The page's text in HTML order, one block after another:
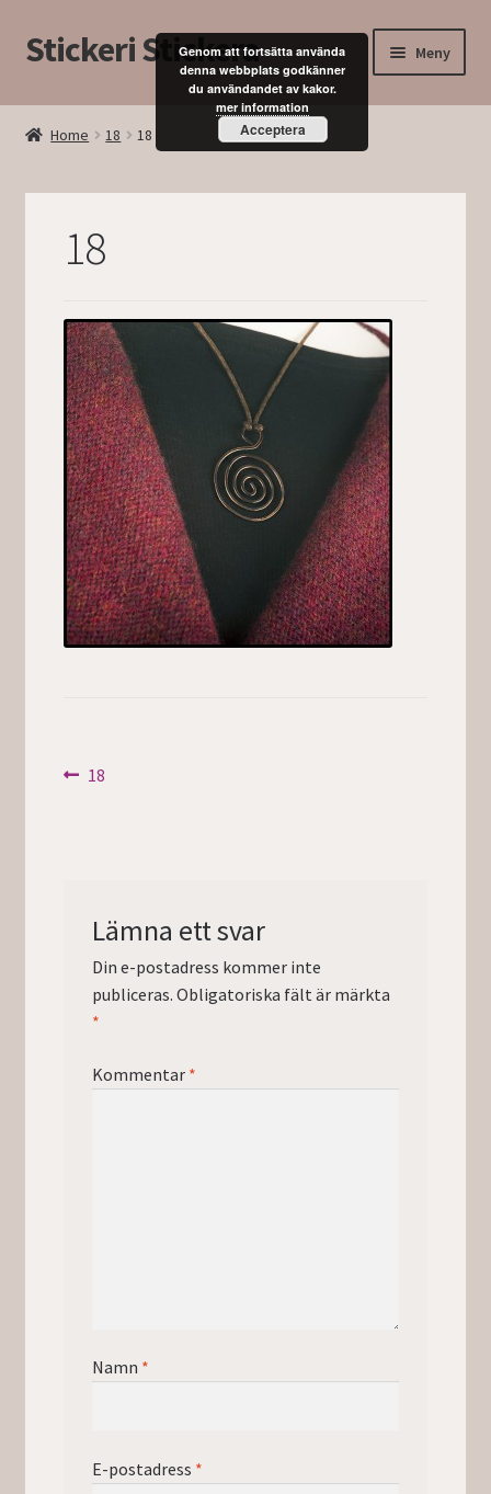
Hoppa
till
Hoppa
till
Stickeri Stickera Meny
Hem
Mitt konto
Kassan
Home 18 18
18
Inläggsnavigering
Föregående
18
Lämna ett svar
Din e-postadress kommer inte
publiceras. Obligatoriska fält är märkta
*
Kommentar *
Namn *
E-postadress *
Genom att fortsätta använda
denna webbplats godkänner
du användandet av kakor.
mer information
Acceptera